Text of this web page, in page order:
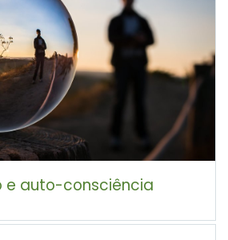
e auto-consciência